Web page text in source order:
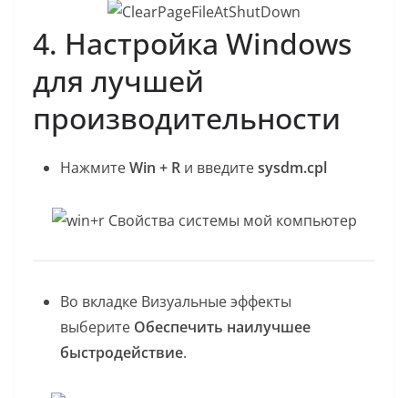
4. Настройка Windows
для лучшей
производительности
НажмитеWin + R и введитеsysdm.cpl
Во вкладке Визуальные эффекты
выберите Обеспечить наилучшее
быстродействие.